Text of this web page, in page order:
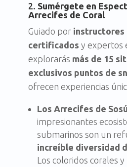
2. Sumérgete en
Arrecifes de Coral
Guiado por instructores
certificados y expertos
explorarás más de 15
exclusivos puntos de
ofrecen experiencias
Los Arrecifes de
impresionantes
submarinos son un
increíble diversidad
Los coloridos corales